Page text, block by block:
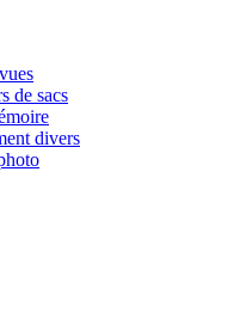
de sacs
divers